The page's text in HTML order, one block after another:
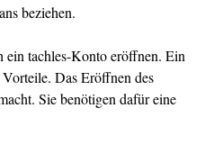
beziehen.
ein tachles-Konto eröffnen. Ein
Das Eröffnen des
Sie benötigen dafür eine